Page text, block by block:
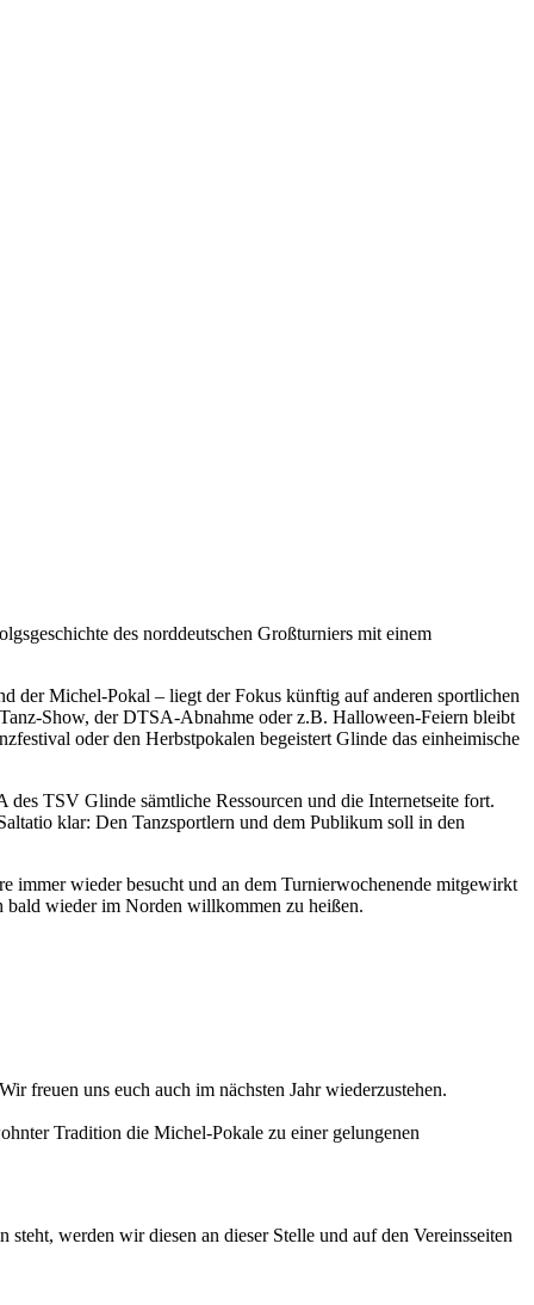
des norddeutschen Großturniers mit einem
der Michel-Pokal – liegt der Fokus künftig auf anderen sportlichen
Show, der DTSA-Abnahme oder z.B. Halloween-Feiern bleibt
oder den Herbstpokalen begeistert Glinde das einheimische
TSV Glinde sämtliche Ressourcen und die Internetseite fort.
klar: Den Tanzsportlern und dem Publikum soll in den
immer wieder besucht und an dem Turnierwochenende mitgewirkt
bald wieder im Norden willkommen zu heißen.
freuen uns euch auch im nächsten Jahr wiederzustehen.
Tradition die Michel-Pokale zu einer gelungenen
werden wir diesen an dieser Stelle und auf den Vereinsseiten